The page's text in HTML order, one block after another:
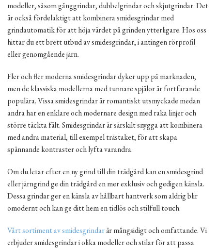
modeller, såsom gånggrindar, dubbelgrindar och skjutgrindar. Det
är också fördelaktigt att kombinera smidesgrindar med
grindautomatik för att höja värdet på grinden ytterligare. Hos oss
hittar du ett brett utbud av smidesgrindar, i antingen rörprofil
eller genomgående järn.
Fler och fler moderna smidesgrindar dyker upp på marknaden,
men de klassiska modellerna med tunnare spjälor är fortfarande
populära. Vissa smidesgrindar är romantiskt utsmyckade medan
andra har en enklare och modernare design med raka linjer och
större täckta fält. Smidesgrindar är särskilt snygga att kombinera
med andra material, till exempel trästaket, för att skapa
spännande kontraster och lyfta varandra.
Om du letar efter en ny grind till din trädgård kan en smidesgrind
eller järngrind ge din trädgård en mer exklusiv och gedigen känsla.
Dessa grindar ger en känsla av hållbart hantverk som aldrig blir
omodernt och kan ge ditt hem en tidlös och stilfull touch.
Vårt sortiment av smidesgrindarär mångsidigt och omfattande. Vi
erbjuder smidesgrindar i olika modeller och stilar för att passa